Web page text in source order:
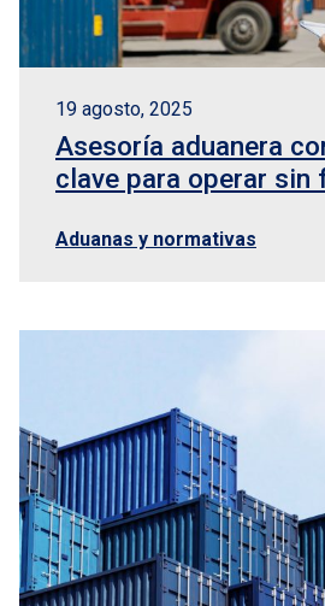
19 agosto, 2025
Asesoría aduanera
clave para operar sin
Aduanas y normativas